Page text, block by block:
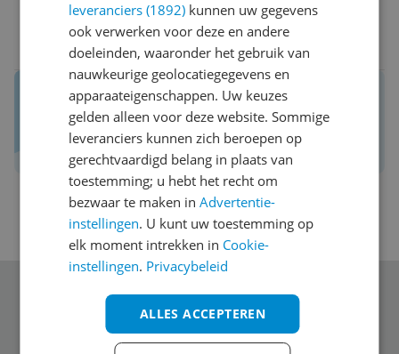
0 reactiesReageer
Reviews van echte kopers.
Daar maak je een betere keuze mee!
Schrijf een review over Kieskeurig.nl
Schrijf je in voor onze nieuwsbrief
leveranciers (1892) kunnen uw gegevens
ook verwerken voor deze en andere
doeleinden, waaronder het gebruik van
nauwkeurige geolocatiegegevens en
apparaateigenschappen. Uw keuzes
gelden alleen voor deze website. Sommige
leveranciers kunnen zich beroepen op
gerechtvaardigd belang in plaats van
toestemming; u hebt het recht om
bezwaar te maken inAdvertentie-
instellingen. U kunt uw toestemming op
elk moment intrekken in Cookie-
instellingen. Privacybeleid
ALLES ACCEPTEREN